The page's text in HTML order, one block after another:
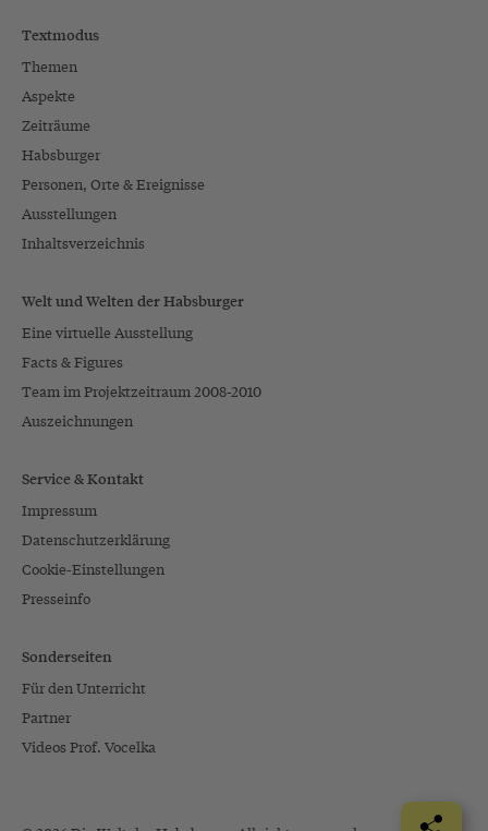
Textmodus
Themen
Aspekte
Zeiträume
Habsburger
Personen, Orte & Ereignisse
Ausstellungen
Inhaltsverzeichnis
Welt und Welten der Habsburger
Eine virtuelle Ausstellung
Facts & Figures
Team im Projektzeitraum 2008-2010
Auszeichnungen
Service & Kontakt
Impressum
Datenschutzerklärung
Cookie-Einstellungen
Presseinfo
Sonderseiten
Für den Unterricht
Partner
Videos Prof. Vocelka